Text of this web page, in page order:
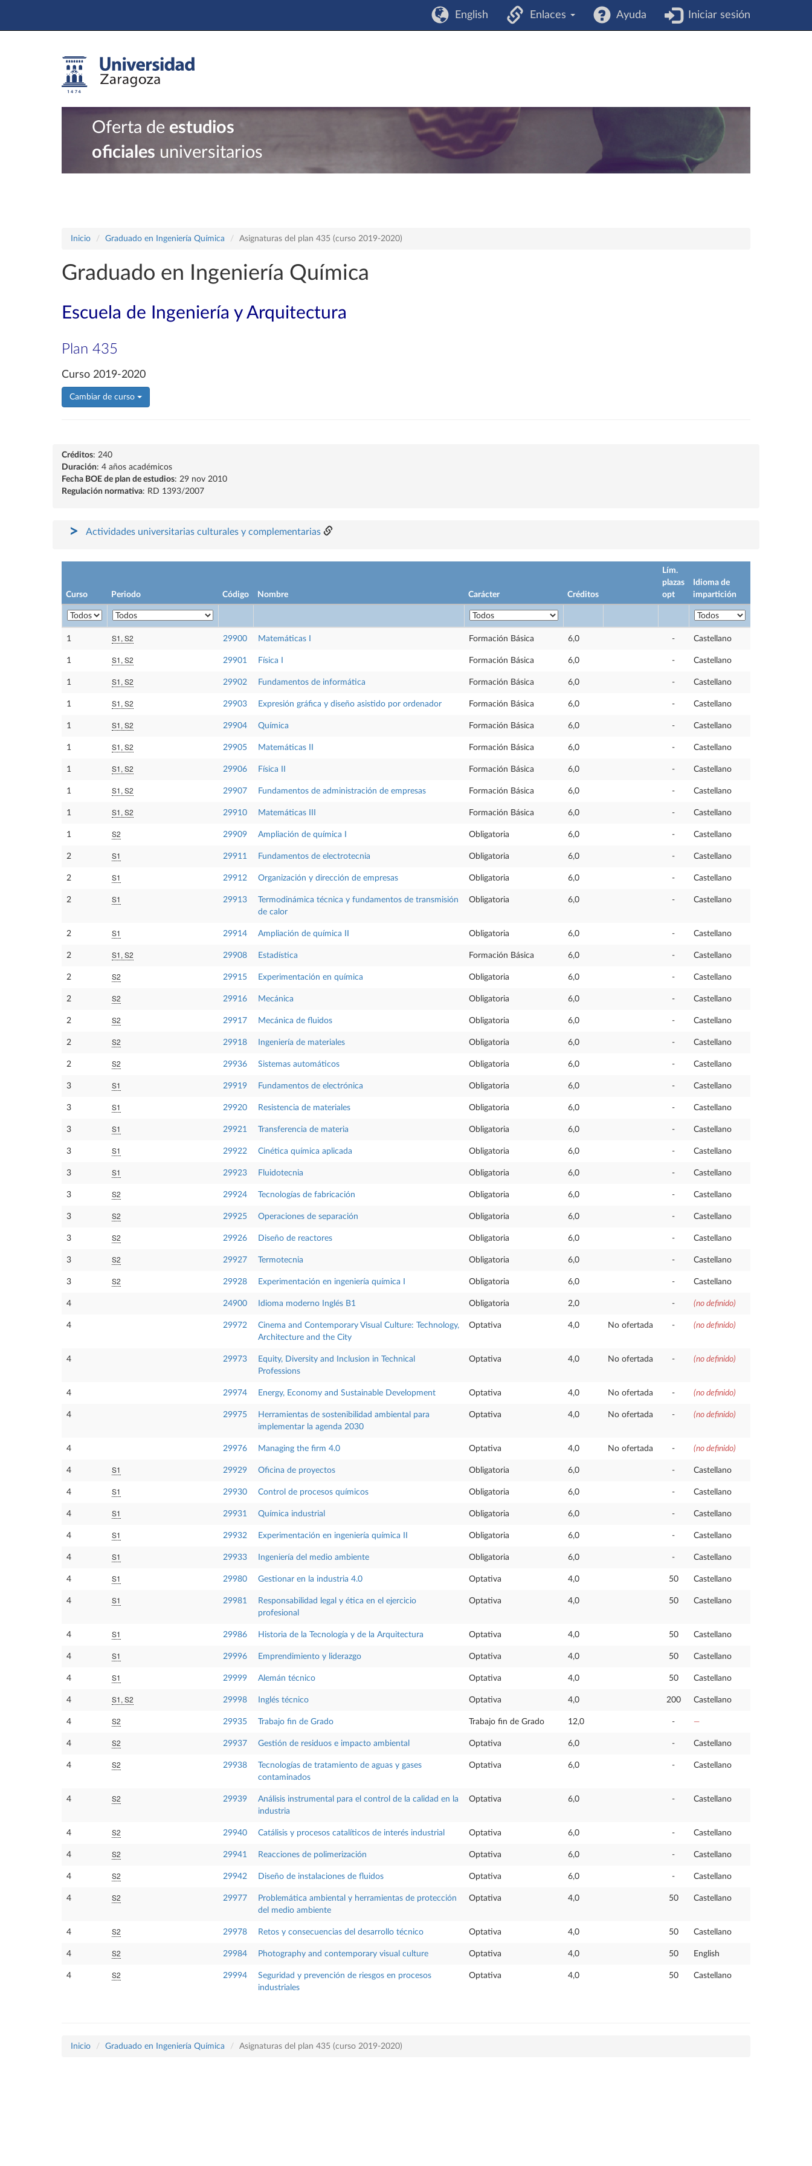
English Enlaces Ayuda Iniciar sesión
Oferta de estudios
oficiales universitarios
Inicio Graduado en Ingeniería Química Asignaturas del plan 435 (curso 2019-2020)
Graduado en Ingeniería Química
Escuela de Ingeniería y Arquitectura
Plan 435
Curso 2019-2020
Cambiar de curso
Créditos: 240
Duración: 4 años académicos
Fecha BOE de plan de estudios: 29 nov 2010
Regulación normativa: RD 1393/2007
Actividades universitarias culturales y complementarias
Curso Periodo Código Nombre Carácter Créditos
Lím.
plazas
opt
Idioma de
impartición
1 S1, S2 29900 Matemáticas I Formación Básica 6,0 - Castellano
1 S1, S2 29901 Física I Formación Básica 6,0 - Castellano
1 S1, S2 29902 Fundamentos de informática Formación Básica 6,0 - Castellano
1 S1, S2 29903 Expresión gráfica y diseño asistido por ordenador Formación Básica 6,0 - Castellano
1 S1, S2 29904 Química Formación Básica 6,0 - Castellano
1 S1, S2 29905 Matemáticas II Formación Básica 6,0 - Castellano
1 S1, S2 29906 Física II Formación Básica 6,0 - Castellano
1 S1, S2 29907 Fundamentos de administración de empresas Formación Básica 6,0 - Castellano
1 S1, S2 29910 Matemáticas III Formación Básica 6,0 - Castellano
1 S2 29909 Ampliación de química I Obligatoria 6,0 - Castellano
2 S1 29911 Fundamentos de electrotecnia Obligatoria 6,0 - Castellano
2 S1 29912 Organización y dirección de empresas Obligatoria 6,0 - Castellano
2 S1 29913
Termodinámica técnica y fundamentos de transmisión
de calor
Obligatoria 6,0 - Castellano
2 S1 29914 Ampliación de química II Obligatoria 6,0 - Castellano
2 S1, S2 29908 Estadística Formación Básica 6,0 - Castellano
2 S2 29915 Experimentación en química Obligatoria 6,0 - Castellano
2 S2 29916 Mecánica Obligatoria 6,0 - Castellano
2 S2 29917 Mecánica de fluidos Obligatoria 6,0 - Castellano
2 S2 29918 Ingeniería de materiales Obligatoria 6,0 - Castellano
2 S2 29936 Sistemas automáticos Obligatoria 6,0 - Castellano
3 S1 29919 Fundamentos de electrónica Obligatoria 6,0 - Castellano
3 S1 29920 Resistencia de materiales Obligatoria 6,0 - Castellano
3 S1 29921 Transferencia de materia Obligatoria 6,0 - Castellano
3 S1 29922 Cinética química aplicada Obligatoria 6,0 - Castellano
3 S1 29923 Fluidotecnia Obligatoria 6,0 - Castellano
3 S2 29924 Tecnologías de fabricación Obligatoria 6,0 - Castellano
3 S2 29925 Operaciones de separación Obligatoria 6,0 - Castellano
3 S2 29926 Diseño de reactores Obligatoria 6,0 - Castellano
3 S2 29927 Termotecnia Obligatoria 6,0 - Castellano
3 S2 29928 Experimentación en ingeniería química I Obligatoria 6,0 - Castellano
4 24900 Idioma moderno Inglés B1 Obligatoria 2,0 - (no definido)
4 29972
Cinema and Contemporary Visual Culture: Technology,
Architecture and the City
Optativa 4,0 No ofertada - (no definido)
4 29973
Equity, Diversity and Inclusion in Technical
Professions
Optativa 4,0 No ofertada - (no definido)
4 29974 Energy, Economy and Sustainable Development Optativa 4,0 No ofertada - (no definido)
4 29975
Herramientas de sostenibilidad ambiental para
implementar la agenda 2030
Optativa 4,0 No ofertada - (no definido)
4 29976 Managing the firm 4.0 Optativa 4,0 No ofertada - (no definido)
4 S1 29929 Oficina de proyectos Obligatoria 6,0 - Castellano
4 S1 29930 Control de procesos químicos Obligatoria 6,0 - Castellano
4 S1 29931 Química industrial Obligatoria 6,0 - Castellano
4 S1 29932 Experimentación en ingeniería química II Obligatoria 6,0 - Castellano
4 S1 29933 Ingeniería del medio ambiente Obligatoria 6,0 - Castellano
4 S1 29980 Gestionar en la industria 4.0 Optativa 4,0 50 Castellano
4 S1 29981
Responsabilidad legal y ética en el ejercicio
profesional
Optativa 4,0 50 Castellano
4 S1 29986 Historia de la Tecnología y de la Arquitectura Optativa 4,0 50 Castellano
4 S1 29996 Emprendimiento y liderazgo Optativa 4,0 50 Castellano
4 S1 29999 Alemán técnico Optativa 4,0 50 Castellano
4 S1, S2 29998 Inglés técnico Optativa 4,0 200 Castellano
4 S2 29935 Trabajo fin de Grado Trabajo fin de Grado 12,0 - —
4 S2 29937 Gestión de residuos e impacto ambiental Optativa 6,0 - Castellano
4 S2 29938
Tecnologías de tratamiento de aguas y gases
contaminados
Optativa 6,0 - Castellano
4 S2 29939
Análisis instrumental para el control de la calidad en la
industria
Optativa 6,0 - Castellano
4 S2 29940 Catálisis y procesos catalíticos de interés industrial Optativa 6,0 - Castellano
4 S2 29941 Reacciones de polimerización Optativa 6,0 - Castellano
4 S2 29942 Diseño de instalaciones de fluidos Optativa 6,0 - Castellano
4 S2 29977
Problemática ambiental y herramientas de protección
del medio ambiente
Optativa 4,0 50 Castellano
4 S2 29978 Retos y consecuencias del desarrollo técnico Optativa 4,0 50 Castellano
4 S2 29984 Photography and contemporary visual culture Optativa 4,0 50 English
4 S2 29994
Seguridad y prevención de riesgos en procesos
industriales
Optativa 4,0 50 Castellano
Inicio Graduado en Ingeniería Química Asignaturas del plan 435 (curso 2019-2020)